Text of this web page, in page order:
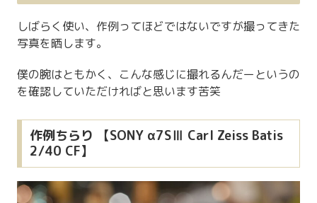
しばらく使い、作例ってほどではないですが撮ってきた
写真を晒します。
僕の腕はともかく、こんな感じに撮れるんだーというの
を確認していただければと思います苦笑
作例ちらり 【SONY α7SⅢ Carl Zeiss Batis
2/40 CF】